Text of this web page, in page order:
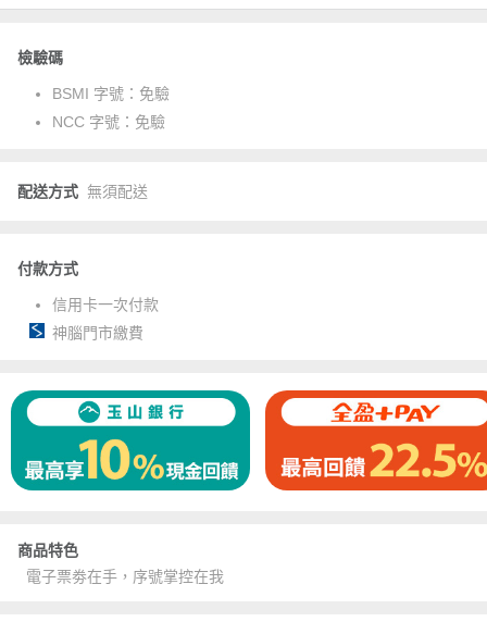
檢驗碼
BSMI 字號： 免驗
NCC 字號： 免驗
配送方式 無須配送
付款方式
信用卡一次付款
神腦門市繳費
商品特色
電子票劵在手，序號掌控在我